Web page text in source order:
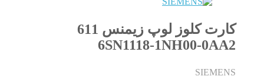
کارت کلوز لوپ زیمنس 611
6SN1118-1NH00-0AA2
SIEMENS